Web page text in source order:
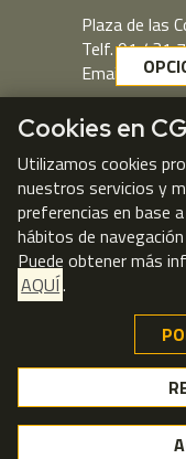
Plaza de las
Telf. 91 431
Email:
Webmail
Cookies en
Utilizamos cookies
nuestros servicios y
preferencias en base
hábitos de
Puede obtener más
AQUÍ.